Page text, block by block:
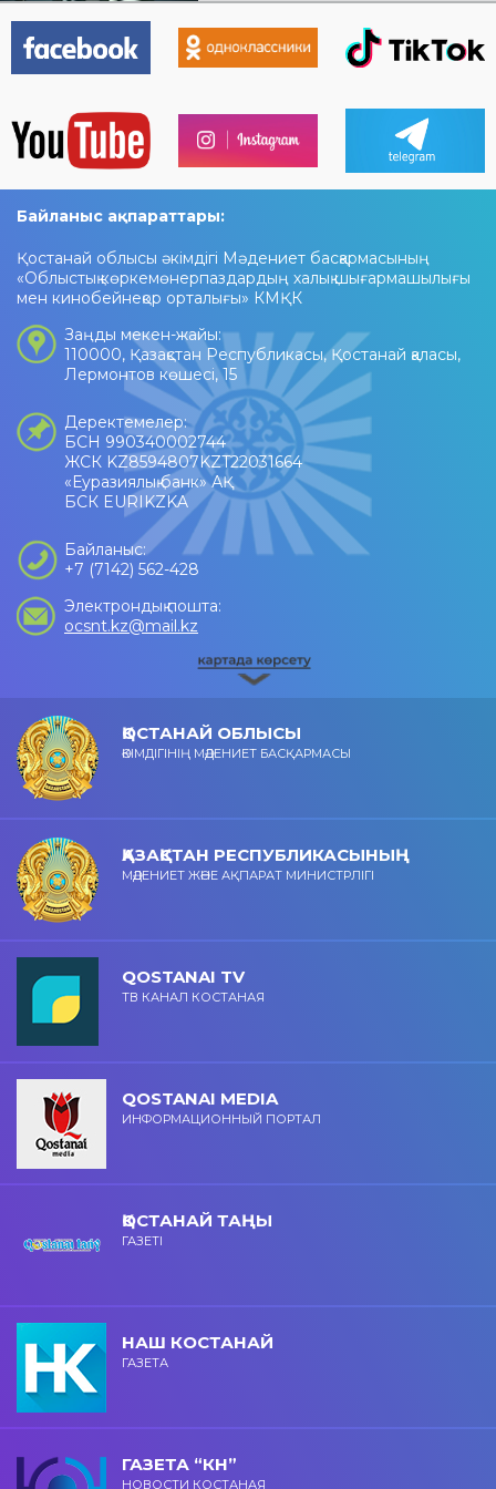
Байланыс ақпараттары:
Қостанай облысы әкімдігі Мәдениет басқармасының
«Облыстық көркемөнерпаздардың халық шығармашылығы
мен кинобейнеқор орталығы» КМҚК
Заңды мекен-жайы:
110000, Қазақстан Республикасы, Қостанай қаласы,
Лермонтов көшесі, 15
Деректемелер:
БСН 990340002744
ЖСК KZ8594807KZT22031664
«Еуразиялық банк» АҚ
БСК EURIKZKA
Байланыс:
+7 (7142) 562-428
Электрондық пошта:
ocsnt.kz@mail.kz
ҚОСТАНАЙ ОБЛЫСЫ
ӘКІМДІГІНІҢ МӘДЕНИЕТ БАСҚАРМАСЫ
ҚАЗАҚСТАН РЕСПУБЛИКАСЫНЫҢ
МӘДЕНИЕТ ЖӘНЕ АҚПАРАТ МИНИСТРЛІГІ
QOSTANAI TV
ТВ КАНАЛ КОСТАНАЯ
QOSTANAI MEDIA
ИНФОРМАЦИОННЫЙ ПОРТАЛ
ҚОСТАНАЙ ТАҢЫ
ГАЗЕТІ
НАШ КОСТАНАЙ
ГАЗЕТА
ГАЗЕТА “КН”
НОВОСТИ КОСТАНАЯ